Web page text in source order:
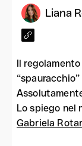
Liana
Il
Lo spiego nel
Gabriela